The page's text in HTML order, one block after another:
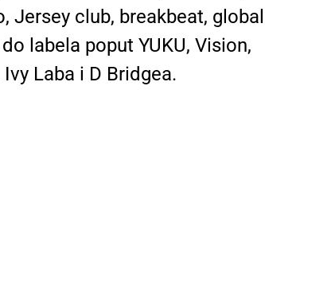
club, breakbeat, global
labela poput YUKU, Vision,
Laba i D Bridgea.